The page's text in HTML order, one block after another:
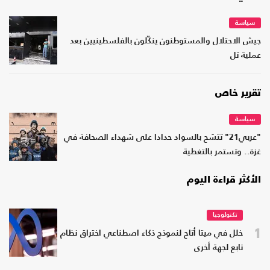
سياسة
جيش الاحتلال والمستوطنون ينكّلون بالفلسطينيين بعد
عملية تل
تقرير خاص
سياسة
"عربي21" تتشح بالسواد حدادا على شهداء الصحافة في
غزة.. وتستمر بالتغطية
الأكثر قراءة اليوم
1
تكنولوجيا
خلل في ميتا أتاح لنموذج ذكاء اصطناعي اختراق نظام
تابع لجهة أخرى